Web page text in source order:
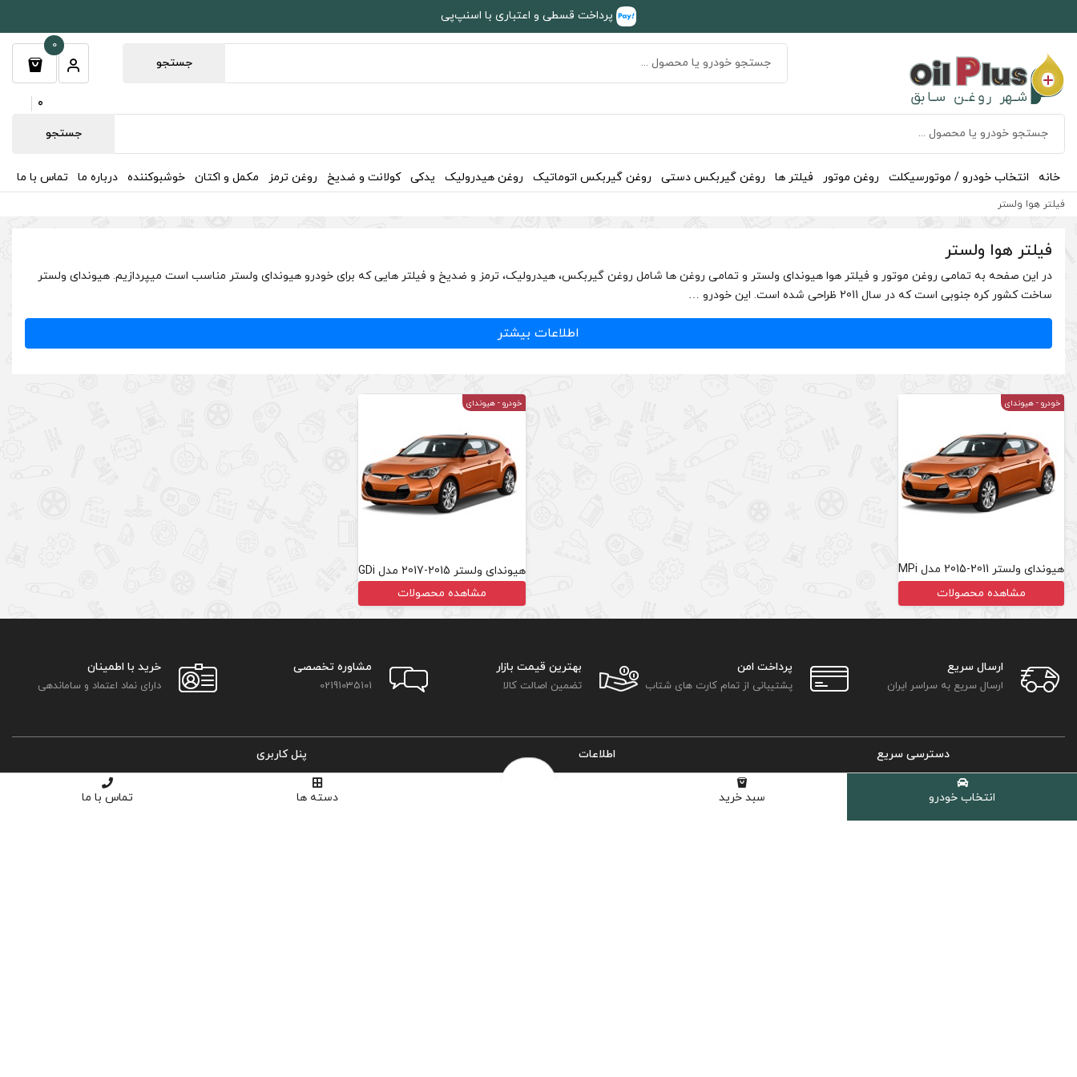
انتخاب خودرو سبد خرید دسته ها تماس با ما
پرداخت قسطی و اعتباری با اسنپ‌پی
جستجو
0
0
جستجو
خانه انتخاب خودرو / موتورسیکلت روغن موتور فیلتر ها روغن گیربکس دستی روغن گیربکس اتوماتیک روغن هیدرولیک یدکی کولانت و ضدیخ روغن ترمز مکمل و اکتان خوشبوکننده درباره ما تماس با ما
فیلتر هوا ولستر
فیلتر هوا ولستر
در این صفحه به تمامی روغن موتور و فیلتر هوا هیوندای ولستر و تمامی روغن ها شامل روغن گیربکس، هیدرولیک، ترمز و ضدیخ و فیلتر هایی که برای خودرو هیوندای ولستر مناسب است میپردازیم. هیوندای ولستر
ساخت کشور کره جنوبی است که در سال 2011 ظراحی شده است. این خودرو …
اطلاعات بیشتر
خودرو - هیوندای
هیوندای ولستر 2011-2015 مدل MPi
مشاهده محصولات
خودرو - هیوندای
هیوندای ولستر 2015-2017 مدل GDi
مشاهده محصولات
ارسال سریع
ارسال سریع به سراسر ایران
پرداخت امن
پشتیبانی از تمام کارت های شتاب
بهترین قیمت بازار
تضمین اصالت کالا
مشاوره تخصصی
02191035101
خرید با اطمینان
دارای نماد اعتماد و ساماندهی
دسترسی سریع
روغن موتور خودرو
روغن گیربکس اتوماتیک
اطلاعات پنل کاربری